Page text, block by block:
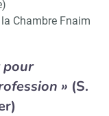
Chambre Fnaim
pour
» (S.